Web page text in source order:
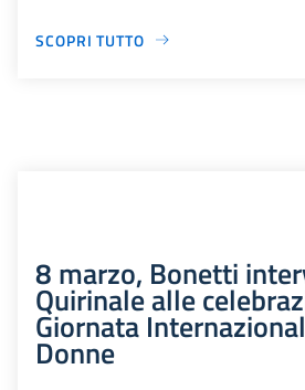
SCOPRI TUTTO
8 marzo, Bonetti
Quirinale alle
Giornata
Donne